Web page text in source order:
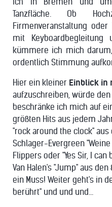
Tanzfläche. Ob
Firmenveranstaltung
mit
kümmere ich mich
ordentlich Stimmung
Hier ein kleiner Einblick in
aufzuschreiben, würde
beschränke ich mich auf
größten Hits aus jedem
"rock around the clock"
Schlager-Evergreen
Flippers oder "Yes Sir, I
Van Halen's "Jump" aus
ein Muss! Weiter geht's in
berührt" und und und...